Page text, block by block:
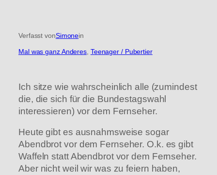
Verfasst vonSimonein
Mal was ganz Anderes Teenager / Pubertier
Ich sitze wie wahrscheinlich alle (zumindest
die, die sich für die Bundestagswahl
interessieren) vor dem Fernseher.
Heute gibt es ausnahmsweise sogar
Abendbrot vor dem Fernseher. O.k. es gibt
Waffeln statt Abendbrot vor dem Fernseher.
Aber nicht weil wir was zu feiern haben,